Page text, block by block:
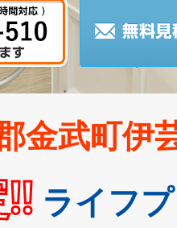
金武町伊
ライフ